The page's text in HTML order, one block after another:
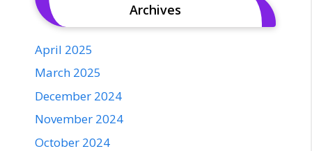
Archives
April 2025
March 2025
December 2024
November 2024
October 2024